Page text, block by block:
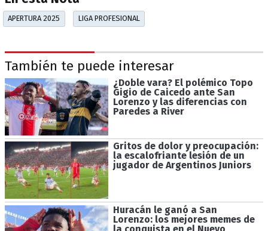
APERTURA 2025 LIGA PROFESIONAL
También te puede interesar
¿Doble vara? El polémico Topo
Gigio de Caicedo ante San
Lorenzo y las diferencias con
Paredes a River
Gritos de dolor y preocupación:
la escalofriante lesión de un
jugador de Argentinos Juniors
Huracán le ganó a San
Lorenzo: los mejores memes de